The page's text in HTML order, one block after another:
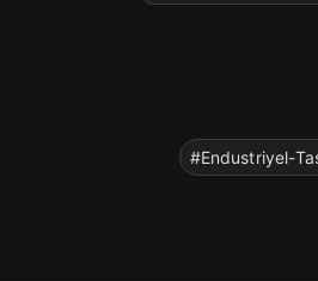
#Endustriyel-